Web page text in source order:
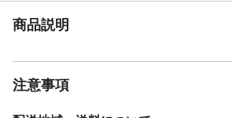
商品説明
注意事項